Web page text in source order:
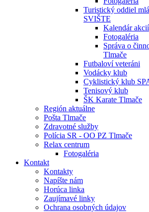
Turistický oddiel
SVIŠTE
Kalendár akcií
Fotogaléria
Správa o
Tlmače
Futbaloví veteráni
Vodácky klub
Cyklistický klub
Tenisový klub
ŠK Karate Tlmače
Región aktuálne
Pošta Tlmače
Zdravotné služby
Polícia SR - OO PZ Tlmače
Relax centrum
Fotogaléria
Kontakt
Kontakty
Napíšte nám
Horúca linka
Zaujímavé linky
Ochrana osobných údajov